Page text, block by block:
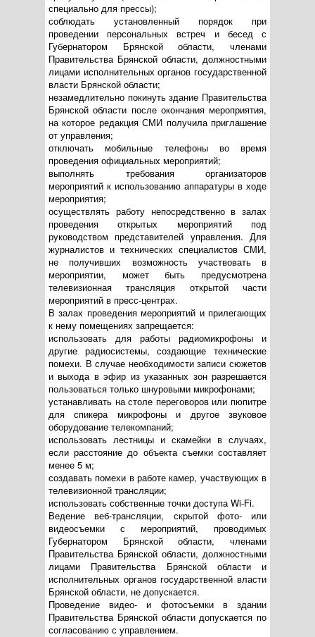
специально для прессы);
соблюдать установленный порядок при
проведении персональных встреч и бесед с
Губернатором Брянской области, членами
Правительства Брянской области, должностными
лицами исполнительных органов государственной
власти Брянской области;
незамедлительно покинуть здание Правительства
Брянской области после окончания мероприятия,
на которое редакция СМИ получила приглашение
от управления;
отключать мобильные телефоны во время
проведения официальных мероприятий;
выполнять требования организаторов
мероприятий к использованию аппаратуры в ходе
мероприятия;
осуществлять работу непосредственно в залах
проведения открытых мероприятий под
руководством представителей управления. Для
журналистов и технических специалистов СМИ,
не получивших возможность участвовать в
мероприятии, может быть предусмотрена
телевизионная трансляция открытой части
мероприятий в пресс-центрах.
В залах проведения мероприятий и прилегающих
к нему помещениях запрещается:
использовать для работы радиомикрофоны и
другие радиосистемы, создающие технические
помехи. В случае необходимости записи сюжетов
и выхода в эфир из указанных зон разрешается
пользоваться только шнуровыми микрофонами;
устанавливать на столе переговоров или пюпитре
для спикера микрофоны и другое звуковое
оборудование телекомпаний;
использовать лестницы и скамейки в случаях,
если расстояние до объекта съемки составляет
менее 5 м;
создавать помехи в работе камер, участвующих в
телевизионной трансляции;
использовать собственные точки доступа Wi-Fi.
Ведение веб-трансляции, скрытой фото- или
видеосъемки с мероприятий, проводимых
Губернатором Брянской области, членами
Правительства Брянской области, должностными
лицами Правительства Брянской области и
исполнительных органов государственной власти
Брянской области, не допускается.
Проведение видео- и фотосъемки в здании
Правительства Брянской области допускается по
согласованию с управлением.